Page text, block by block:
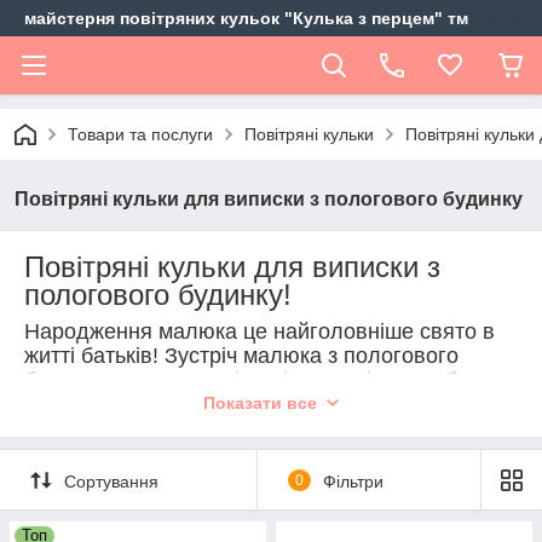
майстерня повітряних кульок "Кулька з перцем" тм
Товари та послуги Повітряні кульки Повітряні
Повітряні кульки для виписки з пологового будинку
Повітряні кульки для виписки з
пологового будинку!
Народження малюка це найголовніше свято в
житті батьків! Зустріч малюка з пологового
будинку це важливе і радісна подія, яка збирає
всіх найближчих і рідних для знайомства з
зробити по-справжньому красивим і яскравим
цей особливий день!
Показати все
Сортування 0 Фільтри
Топ